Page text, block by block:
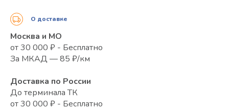
О доставке
Москва и МО
от 30 000 ₽ - Бесплатно
За МКАД — 85 ₽/км
Доставка по России
До терминала ТК
от 30 000 ₽ - Бесплатно